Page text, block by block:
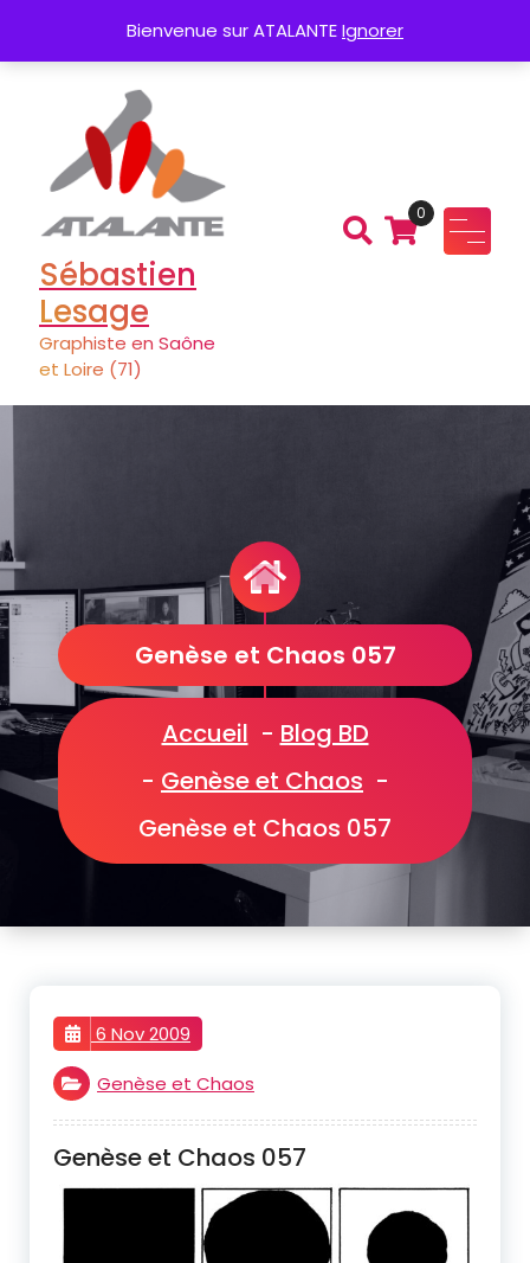
Bienvenue sur ATALANTEIgnorer
contenu
Création de Logo Charte graphique
Sébastien
Lesage
Graphiste en Saône
et Loire (71)
0
Genèse et Chaos 057
Accueil - Blog BD
- Genèse et Chaos -
Genèse et Chaos 057
6 Nov 2009
Genèse et Chaos
Genèse et Chaos 057